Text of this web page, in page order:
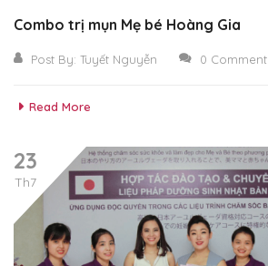
Combo trị mụn Mẹ bé Hoàng Gia
Post By: Tuyết Nguyễn 0 Comment
Read More
23
Th7